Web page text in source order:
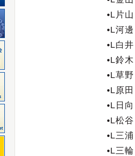
•L片
•L河
•L白
•L鈴
•L草
•L原
•L日
•L松
•L三
•L三